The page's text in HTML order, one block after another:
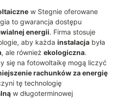
w Stegnie oferowane
to gwarancja dostępu
energii. Firma stosuje
aby każda instalacja była
, ale również ekologiczna.
się na fotowoltaikę mogą liczyć
rachunków za energię
tę technologię
w długoterminowej